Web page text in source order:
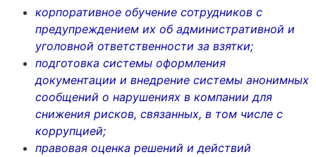
корпоративное обучение сотрудников с
предупреждением их об административной и
уголовной ответственности за взятки;
подготовка системы оформления
документации и внедрение системы анонимных
сообщений о нарушениях в компании для
снижения рисков, связанных, в том числе с
коррупцией;
правовая оценка решений и действий